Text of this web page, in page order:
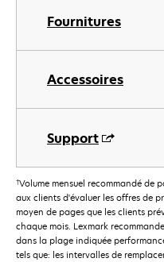
Fournitures
Accessoires
Support
†Volume mensuel recommandé de
aux clients d'évaluer les offres de
moyen de pages que les clients
chaque mois. Lexmark
dans la plage indiquée
tels que: les intervalles de